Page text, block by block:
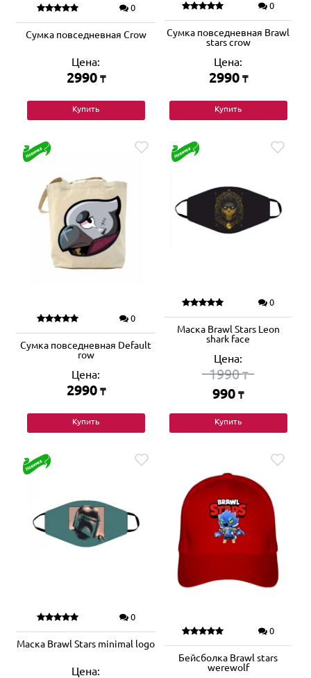
0
Сумка повседневная Crow
Цена:
2990 ₸
Купить
0
Сумка повседневная Brawl
stars crow
Цена:
2990 ₸
Купить
0
Сумка повседневная Default
row
Цена:
2990 ₸
Купить
0
Маска Brawl Stars Leon
shark face
Цена:
1990₸
990 ₸
Купить
0
Маска Brawl Stars minimal logo
Цена:
0
Бейсболка Brawl stars
werewolf